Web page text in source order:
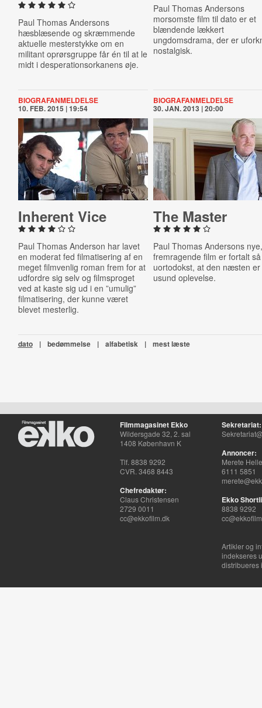
Paul Thomas Andersons
hæsblæsende og skræmmende
aktuelle mesterstykke om en
militant oprørsgruppe får én til at le
midt i desperationsorkanens øje.
Paul Thomas Andersons
morsomste film til dato er et
blændende lækkert
ungdomsdrama, der er
nostalgisk.
BIOGRAFANMELDELSE
10. FEB. 2015 | 19:54
Inherent Vice
Paul Thomas Anderson har lavet
en moderat fed filmatisering af en
meget filmvenlig roman frem for at
udfordre sig selv og filmsproget
ved at kaste sig ud i en ”umulig”
filmatisering, der kunne været
blevet mesterlig.
BIOGRAFANMELDELSE
30. JAN. 2013 | 20:00
The Master
Paul Thomas Andersons
fremragende film er fortalt så
uortodokst, at den næsten
usund oplevelse.
dato | bedømmelse | alfabetisk | mest læste
Filmmagasinet Ekko
Wildersgade 32, 2. sal
1408 København K
Tlf. 8838 9292
CVR. 3468 8443
Chefredaktør:
Claus Christensen
2729 0011
cc@ekkofilm.dk
Sekretariat:
Annoncer:
Merete
6111 5851
Ekko
8838 9292
Artikler og
indekseres
distribueres